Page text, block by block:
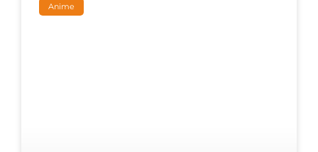
Anime